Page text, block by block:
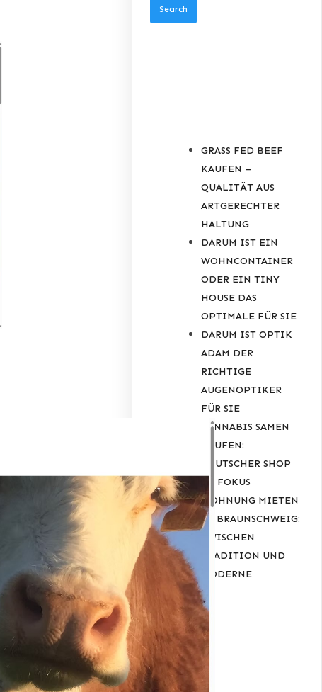
GRASS FED BEEF
KAUFEN –
QUALITÄT AUS
ARTGERECHTER
HALTUNG
DARUM IST EIN
WOHNCONTAINER
ODER EIN TINY
HOUSE DAS
OPTIMALE FÜR SIE
DARUM IST OPTIK
ADAM DER
RICHTIGE
AUGENOPTIKER
FÜR SIE
CANNABIS SAMEN
KAUFEN:
DEUTSCHER SHOP
IM FOKUS
WOHNUNG MIETEN
IN BRAUNSCHWEIG:
ZWISCHEN
TRADITION UND
MODERNE
RECENT
COMMENTS